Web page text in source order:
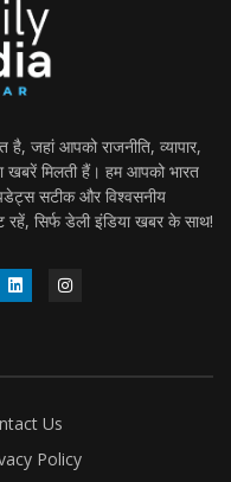
जहां आपको राजनीति, व्यापार,
खबरें मिलती हैं। हम आपको भारत
सटीक और विश्वसनीय
सिर्फ डेली इंडिया खबर के साथ!
Us
Policy